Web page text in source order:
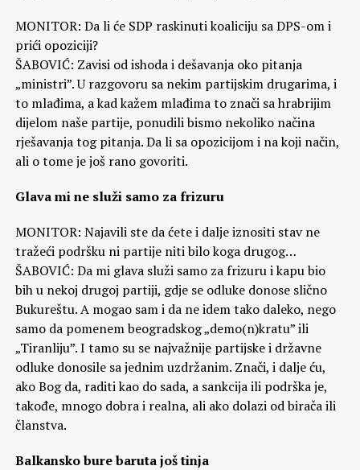
MONITOR: Da li će SDP raskinuti koaliciju sa DPS-om i
prići opoziciji?
ŠABOVIĆ: Zavisi od ishoda i dešavanja oko pitanja
„ministri”. U razgovoru sa nekim partijskim drugarima, i
to mlađima, a kad kažem mlađima to znači sa hrabrijim
dijelom naše partije, ponudili bismo nekoliko načina
rješavanja tog pitanja. Da li sa opozicijom i na koji način,
ali o tome je još rano govoriti.
Glava mi ne služi samo za frizuru
MONITOR: Najavili ste da ćete i dalje iznositi stav ne
tražeći podršku ni partije niti bilo koga drugog…
ŠABOVIĆ: Da mi glava služi samo za frizuru i kapu bio
bih u nekoj drugoj partiji, gdje se odluke donose slično
Bukureštu. A mogao sam i da ne idem tako daleko, nego
samo da pomenem beogradskog „demo(n)kratu” ili
„Tiranliju”. I tamo su se najvažnije partijske i državne
odluke donosile sa jednim uzdržanim. Znači, i dalje ću,
ako Bog da, raditi kao do sada, a sankcija ili podrška je,
takođe, mnogo dobra i realna, ali ako dolazi od birača ili
članstva.
Balkansko bure baruta još tinja